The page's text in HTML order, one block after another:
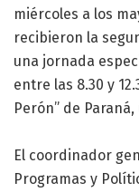
miércoles a los
recibieron la
una jornada
entre las 8.30 y
Perón” de
El coordinador
Programas y